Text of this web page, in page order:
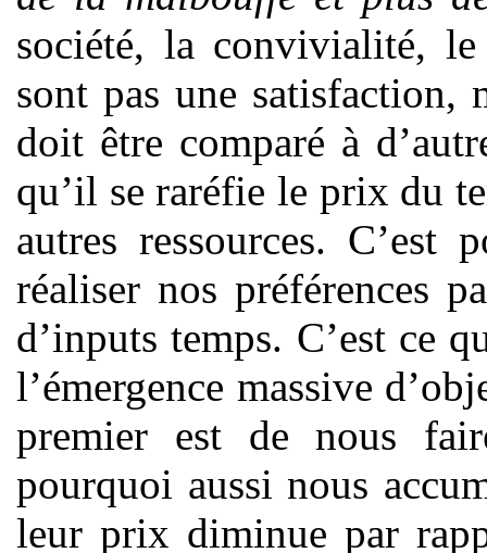
société, la convivialité,
sont pas une
doit être comparé à
qu’il se raréfie le prix du
autres ressources. C’est
réaliser nos préférences
d’inputs temps. C’est ce
l’émergence massive
premier est de nous
pourquoi aussi nous
leur prix diminue par